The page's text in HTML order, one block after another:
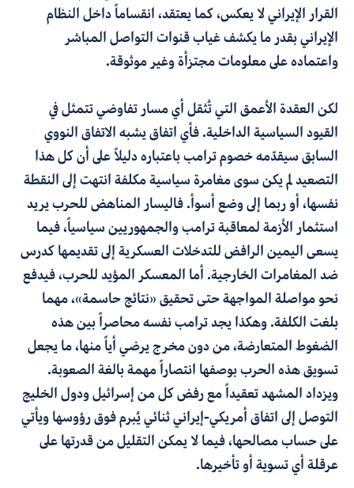
القرار الإيراني لا يعكس، كما يعتقد، انقساماً داخل النظام
الإيراني بقدر ما يكشف غياب قنوات التواصل المباشر
واعتماده على معلومات مجتزأة وغير موثوقة.
لكن العقدة الأعمق التي تُثقل أي مسار تفاوضي تتمثل في
القيود السياسية الداخلية. فأي اتفاق يشبه الاتفاق النووي
السابق سيقدّمه خصوم ترامب باعتباره دليلاً على أن كل هذا
التصعيد لم يكن سوى مغامرة سياسية مكلفة انتهت إلى النقطة
نفسها، أو ربما إلى وضع أسوأ. فاليسار المناهض للحرب يريد
استثمار الأزمة لمعاقبة ترامب والجمهوريين سياسياً، فيما
يسعى اليمين الرافض للتدخلات العسكرية إلى تقديمها كدرس
ضد المغامرات الخارجية. أما المعسكر المؤيد للحرب، فيدفع
نحو مواصلة المواجهة حتى تحقيق «نتائج حاسمة»، مهما
بلغت الكلفة. وهكذا يجد ترامب نفسه محاصراً بين هذه
الضغوط المتعارضة، من دون مخرج يرضي أياً منها، ما يجعل
تسويق هذه الحرب بوصفها انتصاراً مهمة بالغة الصعوبة.
ويزداد المشهد تعقيداً مع رفض كل من إسرائيل ودول الخليج
التوصل إلى اتفاق أمريكي-إيراني ثنائي يُبرم فوق رؤوسها ويأتي
على حساب مصالحها، فيما لا يمكن التقليل من قدرتها على
عرقلة أي تسوية أو تأخيرها.